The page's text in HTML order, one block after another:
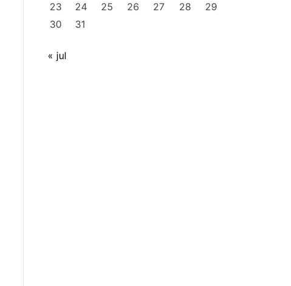
23
24 25 26 27 28
29
30
31
« jul